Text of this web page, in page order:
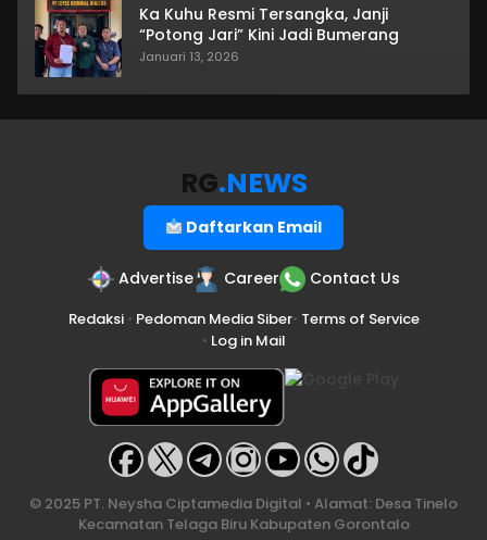
Ka Kuhu Resmi Tersangka, Janji
“Potong Jari” Kini Jadi Bumerang
Januari 13, 2026
RG.NEWS
Daftarkan Email
Advertise Career Contact Us
Redaksi• Pedoman Media Siber• Terms of Service
• Log in Mail
© 2025 PT. Neysha Ciptamedia Digital • Alamat: Desa Tinelo
Kecamatan Telaga Biru Kabupaten Gorontalo